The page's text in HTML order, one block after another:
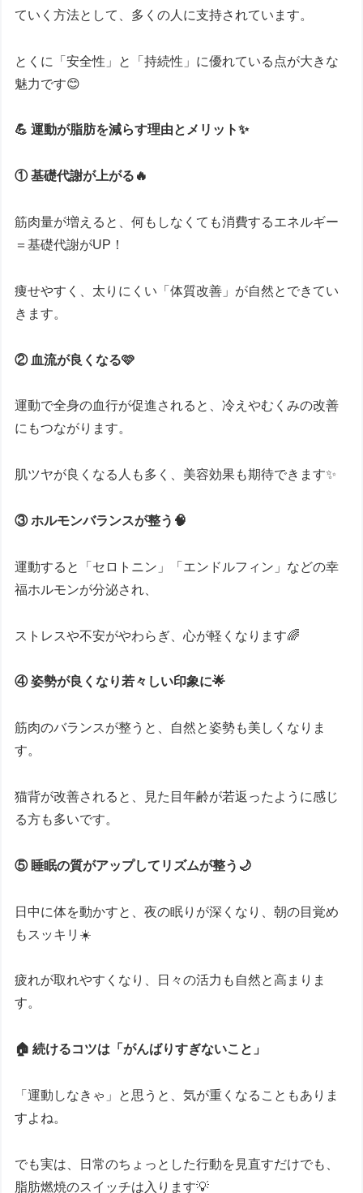
ていく方法として、多くの人に支持されています。
とくに「安全性」と「持続性」に優れている点が大きな
魅力です😊
💪 運動が脂肪を減らす理由とメリット✨
① 基礎代謝が上がる🔥
筋肉量が増えると、何もしなくても消費するエネルギー
＝基礎代謝がUP！
痩せやすく、太りにくい「体質改善」が自然とできてい
きます。
② 血流が良くなる🩷
運動で全身の血行が促進されると、冷えやむくみの改善
にもつながります。
肌ツヤが良くなる人も多く、美容効果も期待できます✨
③ ホルモンバランスが整う🧠
運動すると「セロトニン」「エンドルフィン」などの幸
福ホルモンが分泌され、
ストレスや不安がやわらぎ、心が軽くなります🌈
④ 姿勢が良くなり若々しい印象に🌟
筋肉のバランスが整うと、自然と姿勢も美しくなりま
す。
猫背が改善されると、見た目年齢が若返ったように感じ
る方も多いです。
⑤ 睡眠の質がアップしてリズムが整う🌙
日中に体を動かすと、夜の眠りが深くなり、朝の目覚め
もスッキリ☀️
疲れが取れやすくなり、日々の活力も自然と高まりま
す。
🏠 続けるコツは「がんばりすぎないこと」
「運動しなきゃ」と思うと、気が重くなることもありま
すよね。
でも実は、日常のちょっとした行動を見直すだけでも、
脂肪燃焼のスイッチは入ります💡